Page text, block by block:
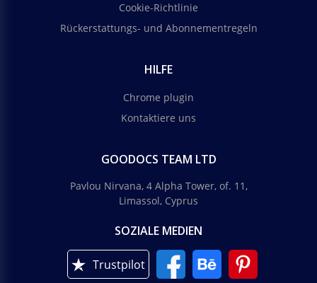
Cookie-Richtlinie
Rückerstattungs- und Abonnementregeln
HILFE
Chrome plugin
Kontaktiere uns
GOODOCS TEAM LTD
Pavlou Nirvana, 4 Alpha Tower, of. 11,
Limassol, Cyprus
SOZIALE MEDIEN
Trustpilot